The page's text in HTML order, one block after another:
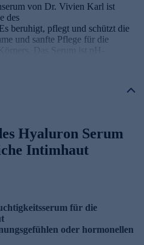
von Dr. Vivien Karl ist
des
beruhigt, pflegt und schützt die
und sanfte Pflege für die
Das Serum ist pH-
dermatologisch verträglich. Sie
anhaltende Feuchtigkeit
bei Trockenheit und
entwickelt - sanft, verträglich
Inhaltsstoffe
Wohlgefühl jetzt
Hyaluron Serum
Intimhaut
für die
oder hormonellen